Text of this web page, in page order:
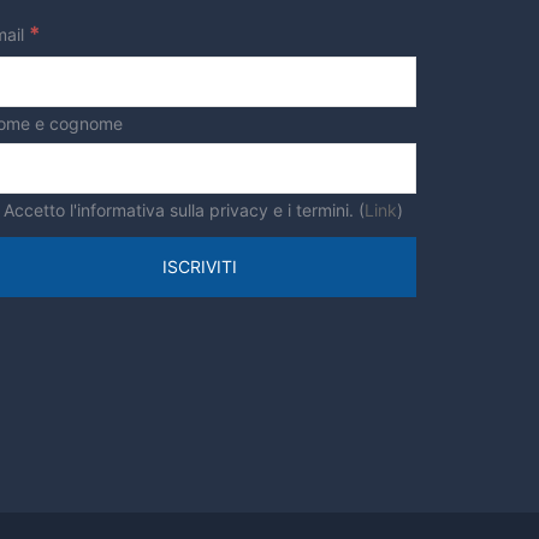
*
e cognome
Accetto l'informativa sulla privacy e i termini. (Link)